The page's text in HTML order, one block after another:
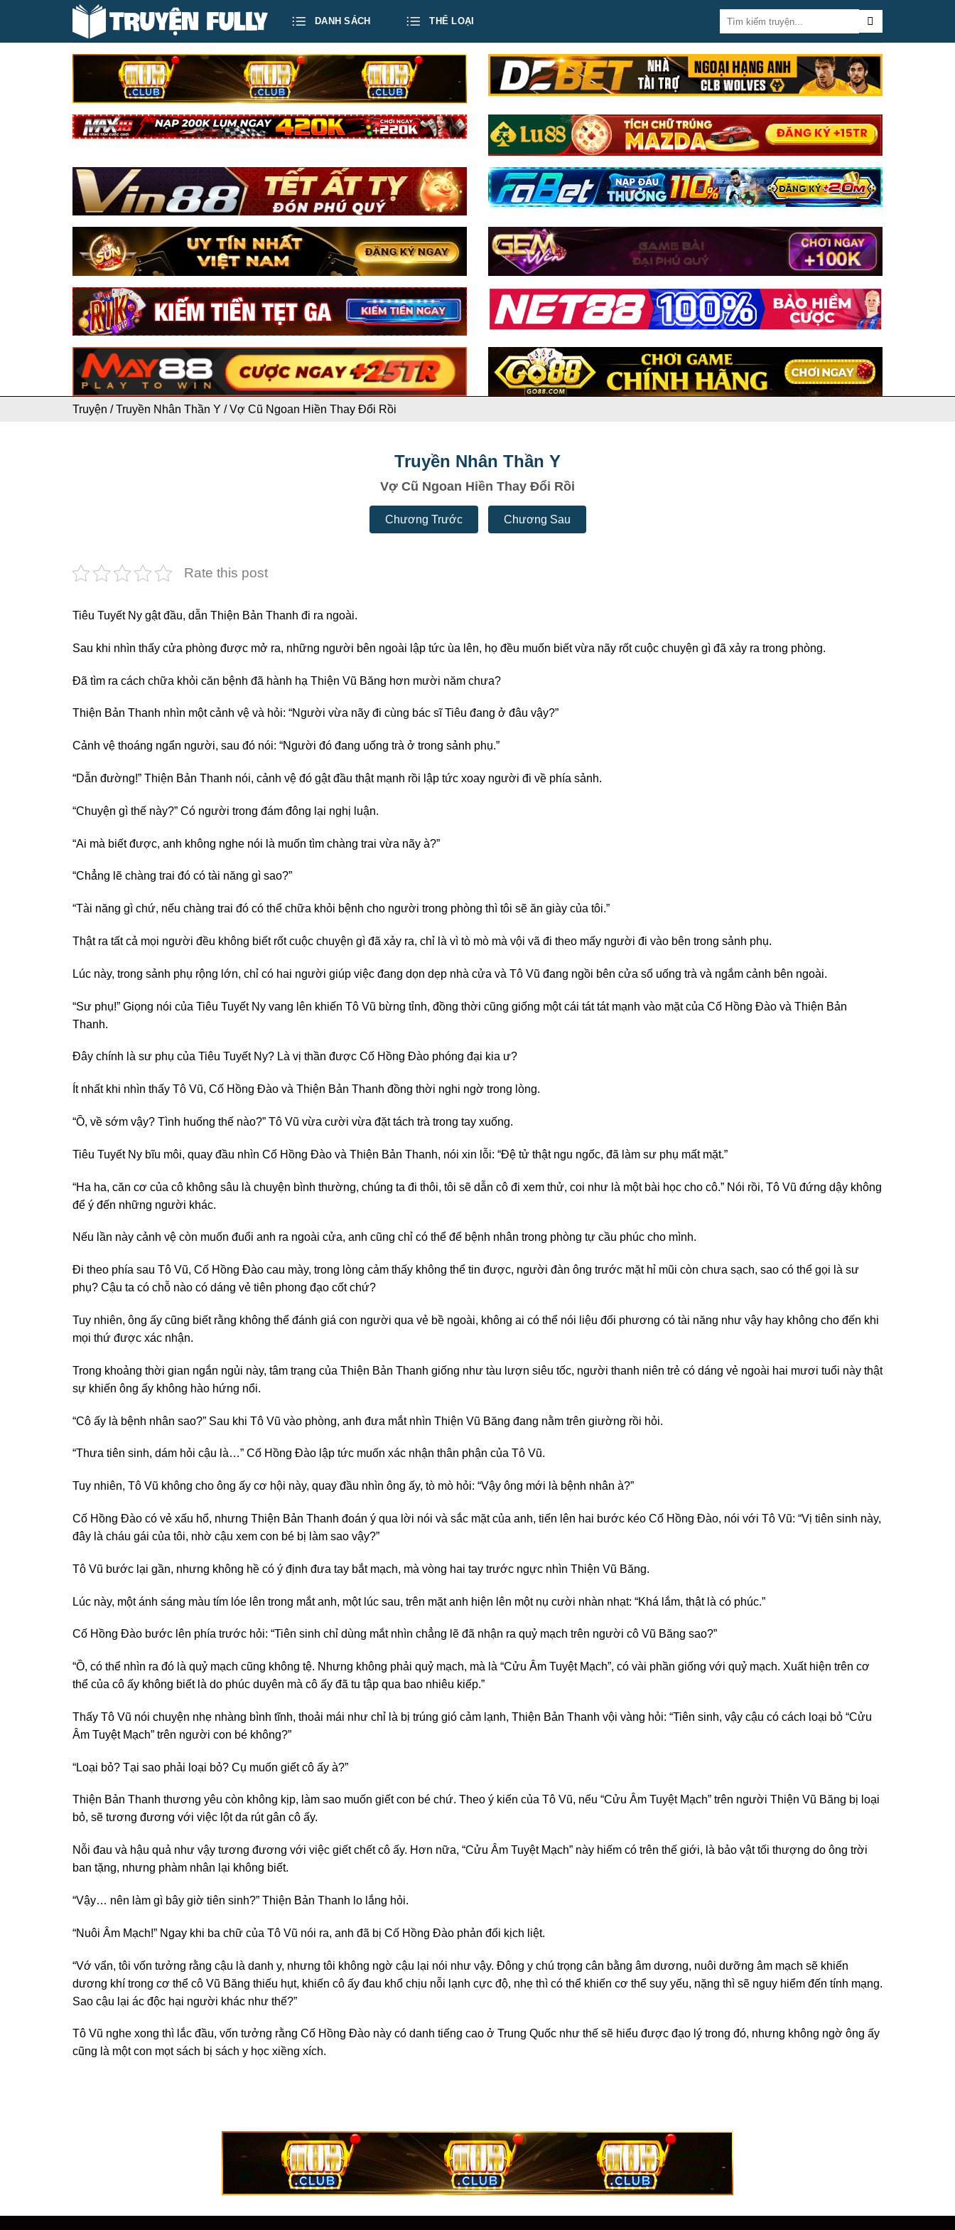
DANH SÁCH THỂ LOẠI
Truyện /Truyền Nhân Thần Y /Vợ Cũ Ngoan Hiền Thay Đổi Rồi
Truyền Nhân Thần Y
Vợ Cũ Ngoan Hiền Thay Đổi Rồi
Chương Trước Chương Sau
Rate this post
Tiêu Tuyết Ny gật đầu, dẫn Thiện Bản Thanh đi ra ngoài.
Sau khi nhìn thấy cửa phòng được mở ra, những người bên ngoài lập tức ùa lên, họ đều muốn biết vừa nãy rốt cuộc chuyện gì đã xảy ra trong phòng.
Đã tìm ra cách chữa khỏi căn bệnh đã hành hạ Thiện Vũ Băng hơn mười năm chưa?
Thiện Bản Thanh nhìn một cảnh vệ và hỏi: “Người vừa nãy đi cùng bác sĩ Tiêu đang ở đâu vậy?”
Cảnh vệ thoáng ngẩn người, sau đó nói: “Người đó đang uống trà ở trong sảnh phụ.”
“Dẫn đường!” Thiện Bản Thanh nói, cảnh vệ đó gật đầu thật mạnh rồi lập tức xoay người đi về phía sảnh.
“Chuyện gì thế này?” Có người trong đám đông lại nghị luận.
“Ai mà biết được, anh không nghe nói là muốn tìm chàng trai vừa nãy à?”
“Chẳng lẽ chàng trai đó có tài năng gì sao?”
“Tài năng gì chứ, nếu chàng trai đó có thể chữa khỏi bệnh cho người trong phòng thì tôi sẽ ăn giày của tôi.”
Thật ra tất cả mọi người đều không biết rốt cuộc chuyện gì đã xảy ra, chỉ là vì tò mò mà vội vã đi theo mấy người đi vào bên trong sảnh phụ.
Lúc này, trong sảnh phụ rộng lớn, chỉ có hai người giúp việc đang dọn dẹp nhà cửa và Tô Vũ đang ngồi bên cửa sổ uống trà và ngắm cảnh bên ngoài.
“Sư phụ!” Giọng nói của Tiêu Tuyết Ny vang lên khiến Tô Vũ bừng tỉnh, đồng thời cũng giống một cái tát tát mạnh vào mặt của Cố Hồng Đào và Thiện Bản
Thanh.
Đây chính là sư phụ của Tiêu Tuyết Ny? Là vị thần được Cố Hồng Đào phóng đại kia ư?
Ít nhất khi nhìn thấy Tô Vũ, Cố Hồng Đào và Thiện Bản Thanh đồng thời nghi ngờ trong lòng.
“Ồ, về sớm vậy? Tình huống thế nào?” Tô Vũ vừa cười vừa đặt tách trà trong tay xuống.
Tiêu Tuyết Ny bĩu môi, quay đầu nhìn Cố Hồng Đào và Thiện Bản Thanh, nói xin lỗi: “Đệ tử thật ngu ngốc, đã làm sư phụ mất mặt.”
“Ha ha, căn cơ của cô không sâu là chuyện bình thường, chúng ta đi thôi, tôi sẽ dẫn cô đi xem thử, coi như là một bài học cho cô.” Nói rồi, Tô Vũ đứng dậy không
để ý đến những người khác.
Nếu lần này cảnh vệ còn muốn đuổi anh ra ngoài cửa, anh cũng chỉ có thể để bệnh nhân trong phòng tự cầu phúc cho mình.
Đi theo phía sau Tô Vũ, Cố Hồng Đào cau mày, trong lòng cảm thấy không thể tin được, người đàn ông trước mặt hỉ mũi còn chưa sạch, sao có thể gọi là sư
phụ? Cậu ta có chỗ nào có dáng vẻ tiên phong đạo cốt chứ?
Tuy nhiên, ông ấy cũng biết rằng không thể đánh giá con người qua vẻ bề ngoài, không ai có thể nói liệu đối phương có tài năng như vậy hay không cho đến khi
mọi thứ được xác nhận.
Trong khoảng thời gian ngắn ngủi này, tâm trạng của Thiện Bản Thanh giống như tàu lượn siêu tốc, người thanh niên trẻ có dáng vẻ ngoài hai mươi tuổi này thật
sự khiến ông ấy không hào hứng nổi.
“Cô ấy là bệnh nhân sao?” Sau khi Tô Vũ vào phòng, anh đưa mắt nhìn Thiện Vũ Băng đang nằm trên giường rồi hỏi.
“Thưa tiên sinh, dám hỏi cậu là…” Cố Hồng Đào lập tức muốn xác nhận thân phận của Tô Vũ.
Tuy nhiên, Tô Vũ không cho ông ấy cơ hội này, quay đầu nhìn ông ấy, tò mò hỏi: “Vậy ông mới là bệnh nhân à?”
Cố Hồng Đào có vẻ xấu hổ, nhưng Thiện Bản Thanh đoán ý qua lời nói và sắc mặt của anh, tiến lên hai bước kéo Cố Hồng Đào, nói với Tô Vũ: “Vị tiên sinh này,
đây là cháu gái của tôi, nhờ cậu xem con bé bị làm sao vậy?”
Tô Vũ bước lại gần, nhưng không hề có ý định đưa tay bắt mạch, mà vòng hai tay trước ngực nhìn Thiện Vũ Băng.
Lúc này, một ánh sáng màu tím lóe lên trong mắt anh, một lúc sau, trên mặt anh hiện lên một nụ cười nhàn nhạt: “Khá lắm, thật là có phúc.”
Cố Hồng Đào bước lên phía trước hỏi: “Tiên sinh chỉ dùng mắt nhìn chẳng lẽ đã nhận ra quỷ mạch trên người cô Vũ Băng sao?”
“Ồ, có thể nhìn ra đó là quỷ mạch cũng không tệ. Nhưng không phải quỷ mạch, mà là “Cửu Âm Tuyệt Mạch”, có vài phần giống với quỷ mạch. Xuất hiện trên cơ
thể của cô ấy không biết là do phúc duyên mà cô ấy đã tu tập qua bao nhiêu kiếp.”
Thấy Tô Vũ nói chuyện nhẹ nhàng bình tĩnh, thoải mái như chỉ là bị trúng gió cảm lạnh, Thiện Bản Thanh vội vàng hỏi: “Tiên sinh, vậy cậu có cách loại bỏ “Cửu
Âm Tuyệt Mạch” trên người con bé không?”
“Loại bỏ? Tại sao phải loại bỏ? Cụ muốn giết cô ấy à?”
Thiện Bản Thanh thương yêu còn không kịp, làm sao muốn giết con bé chứ. Theo ý kiến của Tô Vũ, nếu “Cửu Âm Tuyệt Mạch” trên người Thiện Vũ Băng bị loại
bỏ, sẽ tương đương với việc lột da rút gân cô ấy.
Nỗi đau và hậu quả như vậy tương đương với việc giết chết cô ấy. Hơn nữa, “Cửu Âm Tuyệt Mạch” này hiếm có trên thế giới, là bảo vật tối thượng do ông trời
ban tặng, nhưng phàm nhân lại không biết.
“Vậy… nên làm gì bây giờ tiên sinh?” Thiện Bản Thanh lo lắng hỏi.
“Nuôi Âm Mạch!” Ngay khi ba chữ của Tô Vũ nói ra, anh đã bị Cố Hồng Đào phản đối kịch liệt.
“Vớ vẩn, tôi vốn tưởng rằng cậu là danh y, nhưng tôi không ngờ cậu lại nói như vậy. Đông y chú trọng cân bằng âm dương, nuôi dưỡng âm mạch sẽ khiến
dương khí trong cơ thể cô Vũ Băng thiếu hụt, khiến cô ấy đau khổ chịu nỗi lạnh cực độ, nhẹ thì có thể khiến cơ thể suy yếu, nặng thì sẽ nguy hiểm đến tính mạng.
Sao cậu lại ác độc hại người khác như thế?”
Tô Vũ nghe xong thì lắc đầu, vốn tưởng rằng Cố Hồng Đào này có danh tiếng cao ở Trung Quốc như thế sẽ hiểu được đạo lý trong đó, nhưng không ngờ ông ấy
cũng là một con mọt sách bị sách y học xiềng xích.